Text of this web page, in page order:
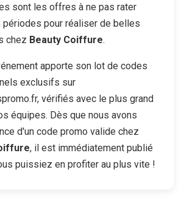
sont les offres à ne pas rater
périodes pour réaliser de belles
chez Beauty Coiffure.
apporte son lot de codes
exclusifs sur
vérifiés avec le plus grand
équipes. Dès que nous avons
d'un code promo valide chez
, il est immédiatement publié
puissiez en profiter au plus vite !